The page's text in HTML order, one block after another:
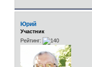
Юрий
Участник
Рейтинг: